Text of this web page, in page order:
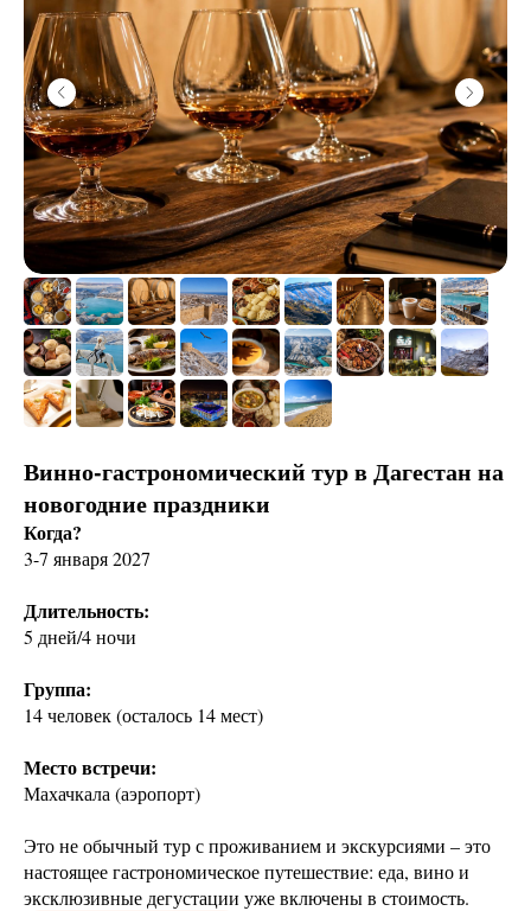
Винно-гастрономический тур в Дагестан на
новогодние праздники
Когда?
3-7 января 2027
Длительность:
5 дней/4 ночи
Группа:
14 человек (осталось 14 мест)
Место встречи:
Махачкала (аэропорт)
Это не обычный тур с проживанием и экскурсиями – это
настоящее гастрономическое путешествие: еда, вино и
эксклюзивные дегустации уже включены в стоимость.